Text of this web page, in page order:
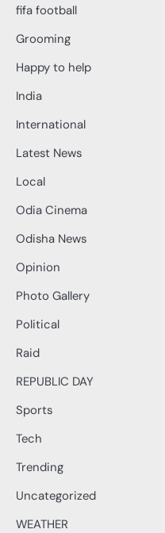
fifa football
Grooming
Happy to help
India
International
Latest News
Local
Odia Cinema
Odisha News
Opinion
Photo Gallery
Political
Raid
REPUBLIC DAY
Sports
Tech
Trending
Uncategorized
WEATHER